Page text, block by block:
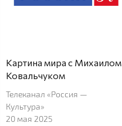
Картина мира с Михаилом
Ковальчуком
Телеканал «Россия —
Культура»
20 мая 2025